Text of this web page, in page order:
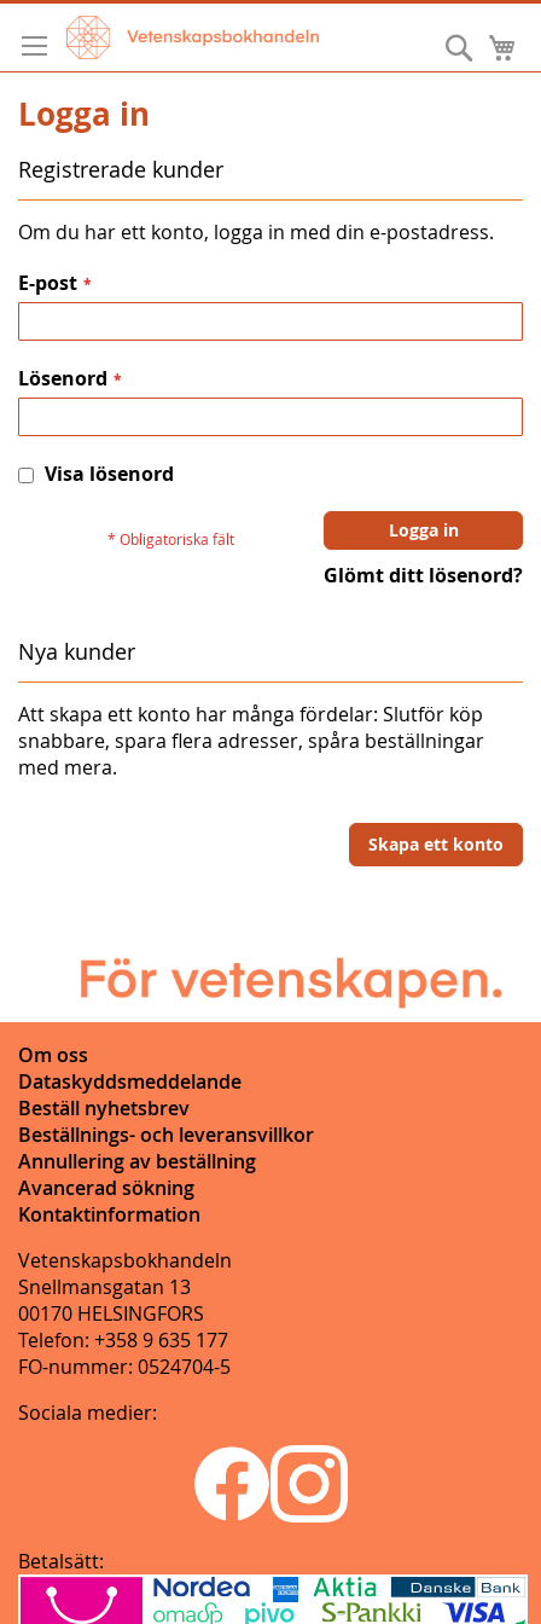
Hoppa
till
innehållet
Sök
Logga in
Registrerade kunder
Om du har ett konto, logga in med din e-postadress.
E-post
Lösenord
Visa lösenord
Logga in
Glömt ditt lösenord?
Nya kunder
Att skapa ett konto har många fördelar: Slutför köp
snabbare, spara flera adresser, spåra beställningar
med mera.
Skapa ett konto
Om oss
Dataskyddsmeddelande
Beställ nyhetsbrev
Beställnings- och leveransvillkor
Annullering av beställning
Avancerad sökning
Kontaktinformation
Vetenskapsbokhandeln
Snellmansgatan 13
00170 HELSINGFORS
Telefon: +358 9 635 177
FO-nummer: 0524704-5
Sociala medier:
Betalsätt: